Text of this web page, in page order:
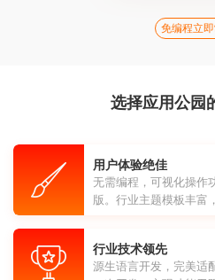
免编程立
选择应用公园
用户体验绝佳
无需编程，可视化操作
版。行业主题模板丰富
行业技术领先
源生语言开发，完美适